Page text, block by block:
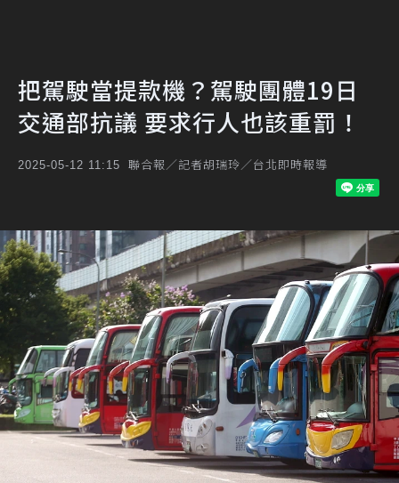
把駕駛當提款機？駕駛團體19日
交通部抗議 要求行人也該重罰！
2025-05-12 11:15 聯合報／記者胡瑞玲／台北即時報導